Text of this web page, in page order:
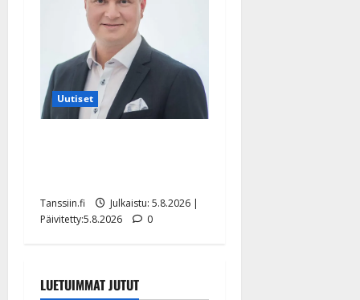
Uutiset
Tanssiin.fi
Julkaistu: 5.8.2026 |
Päivitetty:5.8.2026
0
LUETUIMMAT JUTUT